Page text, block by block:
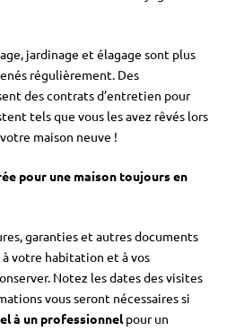
jardinage et élagage sont plus
régulièrement. Des
des contrats d’entretien pour
tels que vous les avez rêvés lors
maison neuve !
pour une maison toujours en
garanties et autres documents
votre habitation et à vos
Notez les dates des visites
vous seront nécessaires si
à un professionnelpour un